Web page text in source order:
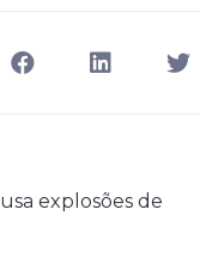
explosões de